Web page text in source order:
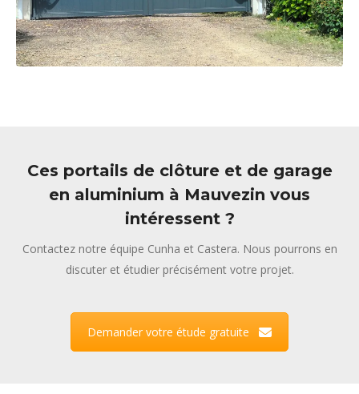
Ces portails de clôture et de garage
en aluminium à Mauvezin vous
intéressent ?
Contactez notre équipe Cunha et Castera. Nous pourrons en
discuter et étudier précisément votre projet.
Demander votre étude gratuite